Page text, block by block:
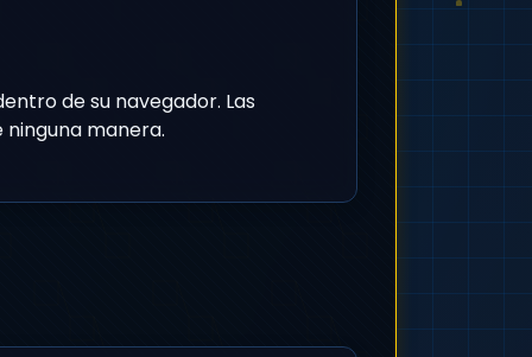
de su navegador. Las
manera.